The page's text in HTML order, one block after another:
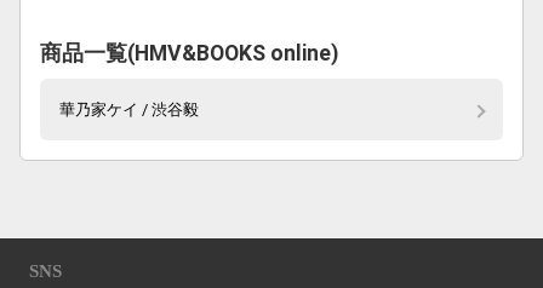
商品一覧(HMV&BOOKS online)
華乃家ケイ / 渋谷毅
SNS